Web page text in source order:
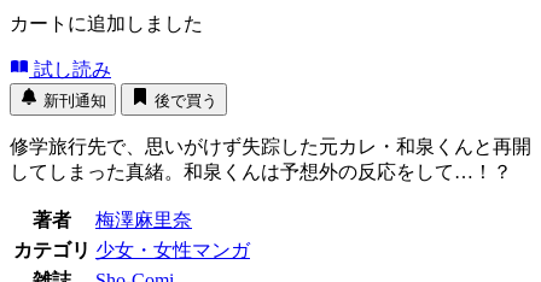
カートに追加しました
試し読み
新刊通知 後で買う
修学旅行先で、思いがけず失踪した元カレ・和泉くんと再開
してしまった真緒。和泉くんは予想外の反応をして…！？
著者
梅澤麻里奈
カテゴリ 少女・女性マンガ